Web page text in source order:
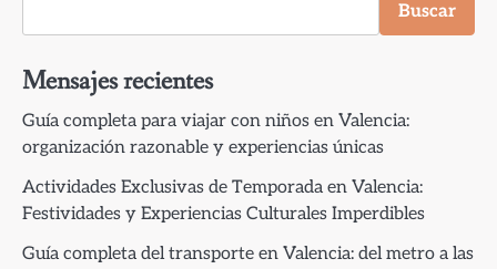
Buscar
Mensajes recientes
Guía completa para viajar con niños en Valencia:
organización razonable y experiencias únicas
Actividades Exclusivas de Temporada en Valencia:
Festividades y Experiencias Culturales Imperdibles
Guía completa del transporte en Valencia: del metro a las